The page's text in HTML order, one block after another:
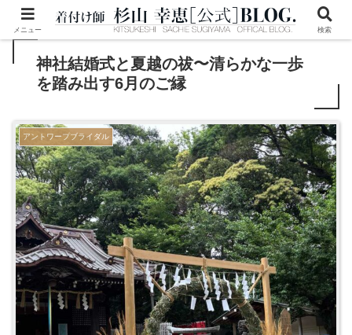
神社結婚式と夏越の祓〜清らかな一歩
を踏み出す6月のご縁
アントワープブライダル
メニュー 検索